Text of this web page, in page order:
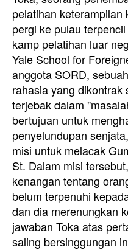
pelatihan keterampilan
pergi ke pulau
kamp pelatihan luar
Yale School for
anggota SORD,
rahasia yang dikontrak
terjebak dalam
bertujuan untuk
penyelundupan
misi untuk melacak
St. Dalam misi
kenangan tentang
belum terpenuhi
dan dia merenungkan
jawaban Toka atas
saling bersinggungan